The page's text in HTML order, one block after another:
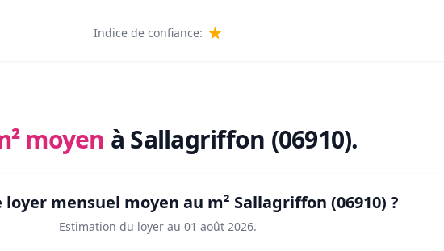
Indice de confiance:
moyen à Sallagriffon (06910).
loyer mensuel moyen au m² Sallagriffon (06910) ?
Estimation du loyer au 01 août 2026.